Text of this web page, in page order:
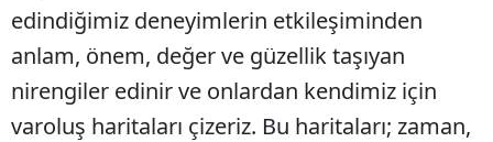
edindiğimiz deneyimlerin etkileşiminden
anlam, önem, değer ve güzellik taşıyan
nirengiler edinir ve onlardan kendimiz için
varoluş haritaları çizeriz. Bu haritaları; zaman,